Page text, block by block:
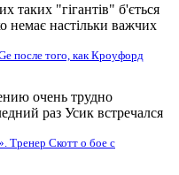
таких "гігантів" б'ється
немає настільки важчих
после того, как Кроуфорд
очень трудно
раз Усик встречался
Тренер Скотт о бое с